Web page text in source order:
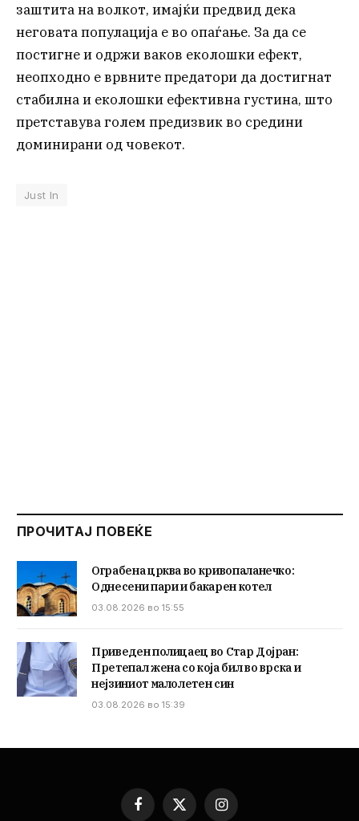
заштита на волкот, имајќи предвид дека
неговата популација е во опаѓање. За да се
постигне и одржи ваков еколошки ефект,
неопходно е врвните предатори да достигнат
стабилна и еколошки ефективна густина, што
претставува голем предизвик во средини
доминирани од човекот.
Just In
ПРОЧИТАЈ ПОВЕЌЕ
Ограбена црква во кривопаланечко:
Однесени пари и бакарен котел
03.08.2026 во 15:55
Приведен полицаец во Стар Дојран:
Претепал жена со која бил во врска и
нејзиниот малолетен син
03.08.2026 во 15:39
Facebook
X
Instagram